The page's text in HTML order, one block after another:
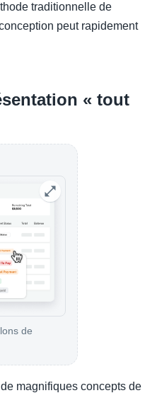
traditionnelle de
peut rapidement
« tout
de
magnifiques concepts de